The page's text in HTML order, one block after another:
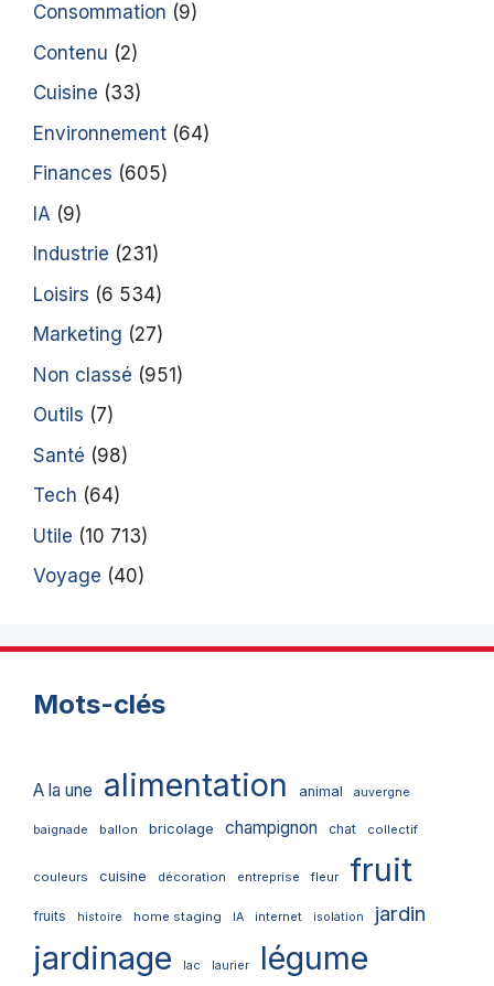
Consommation (9)
Contenu (2)
Cuisine (33)
Environnement (64)
Finances (605)
IA (9)
Industrie (231)
Loisirs (6 534)
Marketing (27)
Non classé (951)
Outils (7)
Santé (98)
Tech (64)
Utile (10 713)
Voyage (40)
Mots-clés
A la une alimentation animal auvergne
baignade ballon bricolage champignon chat collectif
couleurs cuisine décoration entreprise fleur fruit
fruits histoire home staging IA internet isolation jardin
jardinage lac laurier légume